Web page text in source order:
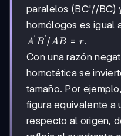
paralelos (BC'//BC)
homólogos es igual
A'B'/AB
= r
A′B′ /AB = r.
Con una razón
homotética se
tamaño. Por
figura equivalente a
respecto al origen,